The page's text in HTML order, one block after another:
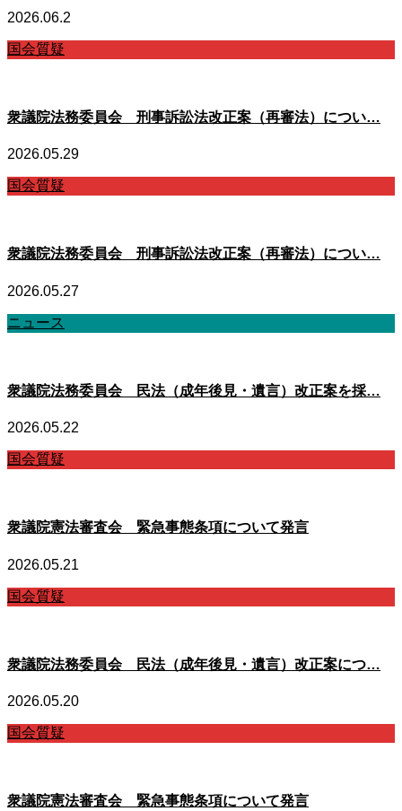
2026.06.2
国会質疑
衆議院法務委員会 刑事訴訟法改正案（再審法）につい…
2026.05.29
国会質疑
衆議院法務委員会 刑事訴訟法改正案（再審法）につい…
2026.05.27
ニュース
衆議院法務委員会 民法（成年後見・遺言）改正案を採…
2026.05.22
国会質疑
衆議院憲法審査会 緊急事態条項について発言
2026.05.21
国会質疑
衆議院法務委員会 民法（成年後見・遺言）改正案につ…
2026.05.20
国会質疑
衆議院憲法審査会 緊急事態条項について発言